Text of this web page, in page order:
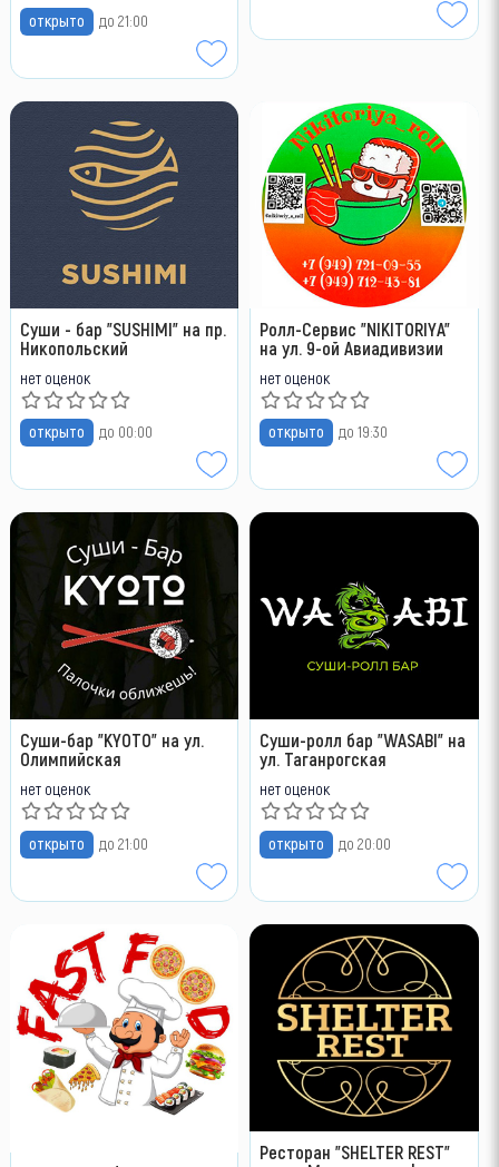
открыто до 21:00
Суши - бар "SUSHIMI" на пр.
Никопольский
нет оценок
открыто до 00:00
Ролл-Сервис "NIKITORIYA"
на ул. 9-ой Авиадивизии
нет оценок
открыто до 19:30
Суши-бар "KYOTO" на ул.
Олимпийская
нет оценок
открыто до 21:00
Суши-ролл бар "WASABI" на
ул. Таганрогская
нет оценок
открыто до 20:00
Ресторан "SHELTER REST"